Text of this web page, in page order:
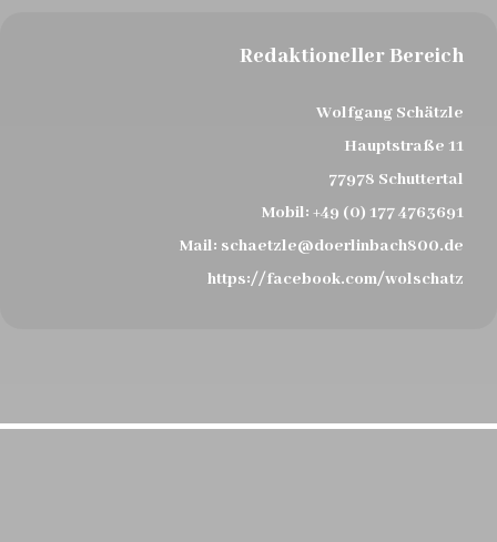
Redaktioneller Bereich
Wolfgang Schätzle
Hauptstraße 11
77978 Schuttertal
Mobil: +49 (0) 177 4763691
Mail: schaetzle@doerlinbach800.de
https://facebook.com/wolschatz